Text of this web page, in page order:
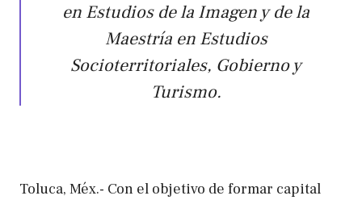
en Estudios de la Imagen y de la
Maestría en Estudios
Socioterritoriales, Gobierno y
Turismo.
Toluca, Méx.- Con el objetivo de formar capital